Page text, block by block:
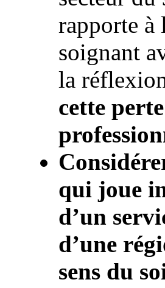
rapporte à
soignant
la
cette
qui joue
d’un
d’une
sens du